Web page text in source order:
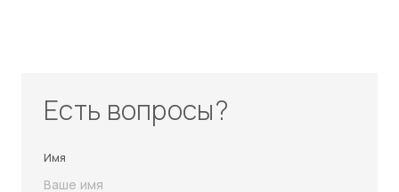
Есть вопросы?
Имя